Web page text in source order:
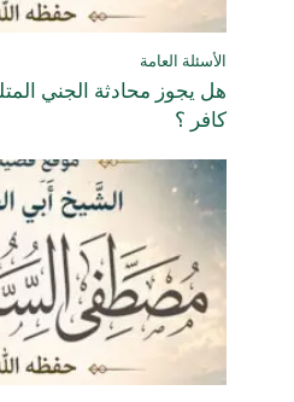
الأسئلة العامة
هل يجوز محادثة الجني
كافر ؟